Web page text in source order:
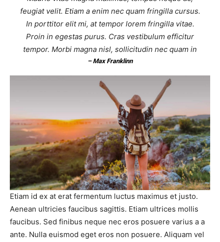
feugiat velit. Etiam a enim nec quam fringilla cursus.
In porttitor elit mi, at tempor lorem fringilla vitae.
Proin in egestas purus. Cras vestibulum efficitur
tempor. Morbi magna nisl, sollicitudin nec quam in
– Max Franklinn
Etiam id ex at erat fermentum luctus maximus et justo.
Aenean ultricies faucibus sagittis. Etiam ultrices mollis
faucibus. Sed finibus neque nec eros posuere varius a a
ante. Nulla euismod eget eros non posuere. Aliquam vel